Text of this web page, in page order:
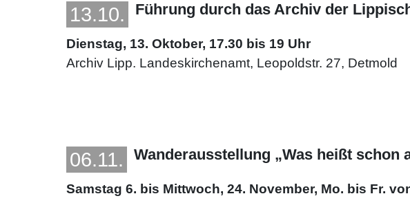
13.10. Führung durch das Archiv der
Dienstag, 13. Oktober, 17.30 bis 19 Uhr
Archiv Lipp. Landeskirchenamt, Leopoldstr. 27, Detmold
06.11. Wanderausstellung „Was heißt
Samstag 6. bis Mittwoch, 24. November, Mo. bis Fr.